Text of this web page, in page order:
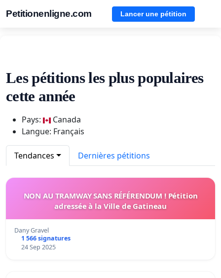
Petitionenligne.com Lancer une pétition
Les pétitions les plus populaires
cette année
Pays:
Canada
Langue: Français
Tendances Dernières pétitions
NON AU TRAMWAY SANS RÉFÉRENDUM ! Pétition
adressée à la Ville de Gatineau
Dany Gravel
1 566 signatures
24 Sep 2025